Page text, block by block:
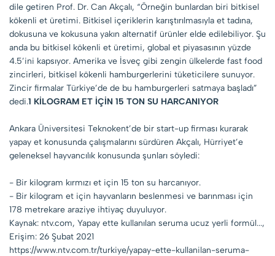
dile getiren Prof. Dr. Can Akçalı, “Örneğin bunlardan biri bitkisel
kökenli et üretimi. Bitkisel içeriklerin karıştırılmasıyla et tadına,
dokusuna ve kokusuna yakın alternatif ürünler elde edilebiliyor. Şu
anda bu bitkisel kökenli et üretimi, global et piyasasının yüzde
4.5’ini kapsıyor. Amerika ve İsveç gibi zengin ülkelerde fast food
zincirleri, bitkisel kökenli hamburgerlerini tüketicilere sunuyor.
Zincir firmalar Türkiye’de de bu hamburgerleri satmaya başladı”
dedi.1 KİLOGRAM ET İÇİN 15 TON SU HARCANIYOR
Ankara Üniversitesi Teknokent’de bir start-up firması kurarak
yapay et konusunda çalışmalarını sürdüren Akçalı, Hürriyet’e
geleneksel hayvancılık konusunda şunları söyledi:
- Bir kilogram kırmızı et için 15 ton su harcanıyor.
- Bir kilogram et için hayvanların beslenmesi ve barınması için
178 metrekare araziye ihtiyaç duyuluyor.
Kaynak: ntv.com, Yapay ette kullanılan seruma ucuz yerli formül...,
Erişim: 26 Şubat 2021
https://www.ntv.com.tr/turkiye/yapay-ette-kullanilan-seruma-